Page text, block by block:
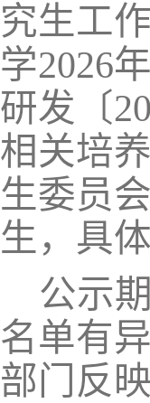
究生工
学2026
研发〔20
相关培
生委员
生，具
公示期
名单有
部门反